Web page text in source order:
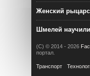
Женский
Шмелей
(C) © 2014 - 2026
портал.
Транспорт